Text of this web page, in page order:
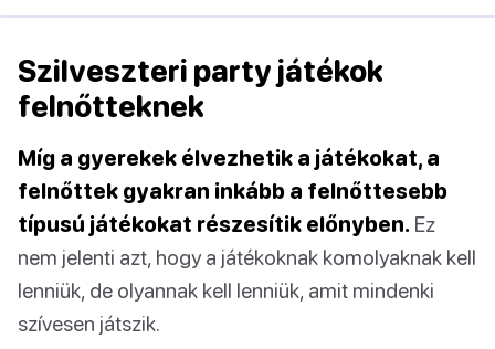
Szilveszteri party játékok
felnőtteknek
Míg a gyerekek élvezhetik a játékokat, a
felnőttek gyakran inkább a felnőttesebb
típusú játékokat részesítik előnyben. Ez
nem jelenti azt, hogy a játékoknak komolyaknak kell
lenniük, de olyannak kell lenniük, amit mindenki
szívesen játszik.